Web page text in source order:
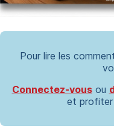
Pour lire les
Connectez-vousou
et profiter